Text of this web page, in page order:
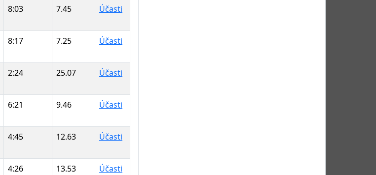
8:03 7.45 Účasti
8:17 7.25 Účasti
2:24 25.07 Účasti
6:21 9.46 Účasti
4:45 12.63 Účasti
4:26 13.53 Účasti